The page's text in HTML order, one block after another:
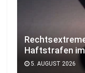
Haftstrafen
5. AUGUST 2026